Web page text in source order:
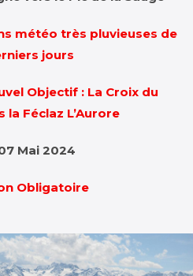
météo très pluvieuses de
jours
Objectif : La Croix du
la Féclaz L’Aurore
Mai 2024
Obligatoire